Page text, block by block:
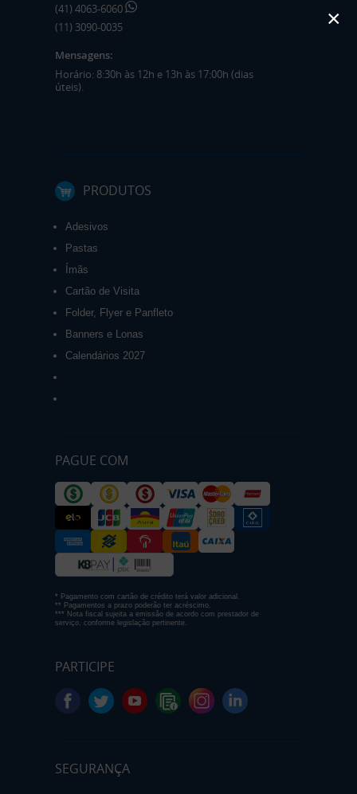
(41) 4063-6060
(11) 3090-0035
Mensagens:
Horário: 8:30h às 12h e 13h às 17:00h (dias
úteis).
PRODUTOS
Adesivos
Pastas
Ímãs
Cartão de Visita
Folder, Flyer e Panfleto
Banners e Lonas
Calendários 2027
PAGUE COM
* Pagamento com cartão de crédito terá valor adicional.
** Pagamentos a prazo poderão ter acréscimo.
*** Nota fiscal sujeita a emissão de acordo com prestador de
serviço, conforme legislação pertinente.
PARTICIPE
SEGURANÇA
×